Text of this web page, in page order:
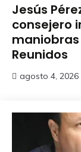
Jesús
consejero
Reunidos
agosto 4, 2026